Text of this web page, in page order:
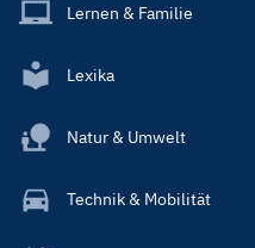
Lernen & Familie
Lexika
Natur & Umwelt
Technik & Mobilität